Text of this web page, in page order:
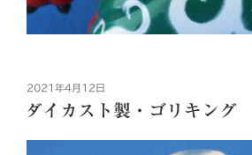
投
稿
日:
2021年4月12日
ダイカスト製・ゴリキング